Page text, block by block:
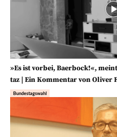
»Es ist vorbei, Baerbock!«,
taz | Ein Kommentar von Oliver
Bundestagswahl